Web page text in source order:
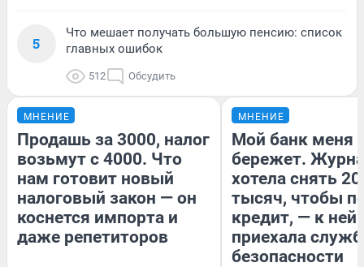
5
Что мешает получать большую пенсию: список
главных ошибок
512 Обсудить
МНЕНИЕ
Продашь за 3000, налог
возьмут с 4000. Что
нам готовит новый
налоговый закон — он
коснется импорта и
даже репетиторов
МНЕНИЕ
Мой банк меня
бережет.
хотела снять
тысяч, чтобы
кредит, — к
приехала
безопасности